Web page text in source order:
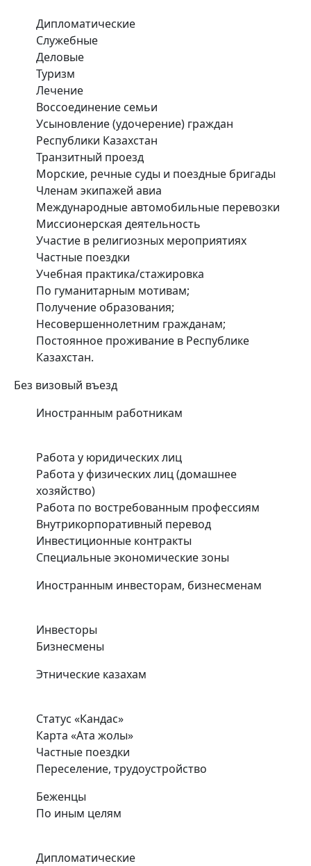
Дипломатические
Служебные
Деловые
Туризм
Лечение
Воссоединение семьи
Усыновление (удочерение) граждан
Республики Казахстан
Транзитный проезд
Морские, речные суды и поездные бригады
Членам экипажей авиа
Международные автомобильные перевозки
Миссионерская деятельность
Участие в религиозных мероприятиях
Частные поездки
Учебная практика/стажировка
По гуманитарным мотивам;
Получение образования;
Несовершеннолетним гражданам;
Постоянное проживание в Республике
Казахстан.
Без визовый въезд
Иностранным работникам
Работа у юридических лиц
Работа у физических лиц (домашнее
хозяйство)
Работа по востребованным профессиям
Внутрикорпоративный перевод
Инвестиционные контракты
Специальные экономические зоны
Иностранным инвесторам, бизнесменам
Инвесторы
Бизнесмены
Этнические казахам
Статус «Кандас»
Карта «Ата жолы»
Частные поездки
Переселение, трудоустройство
Беженцы
По иным целям
Дипломатические